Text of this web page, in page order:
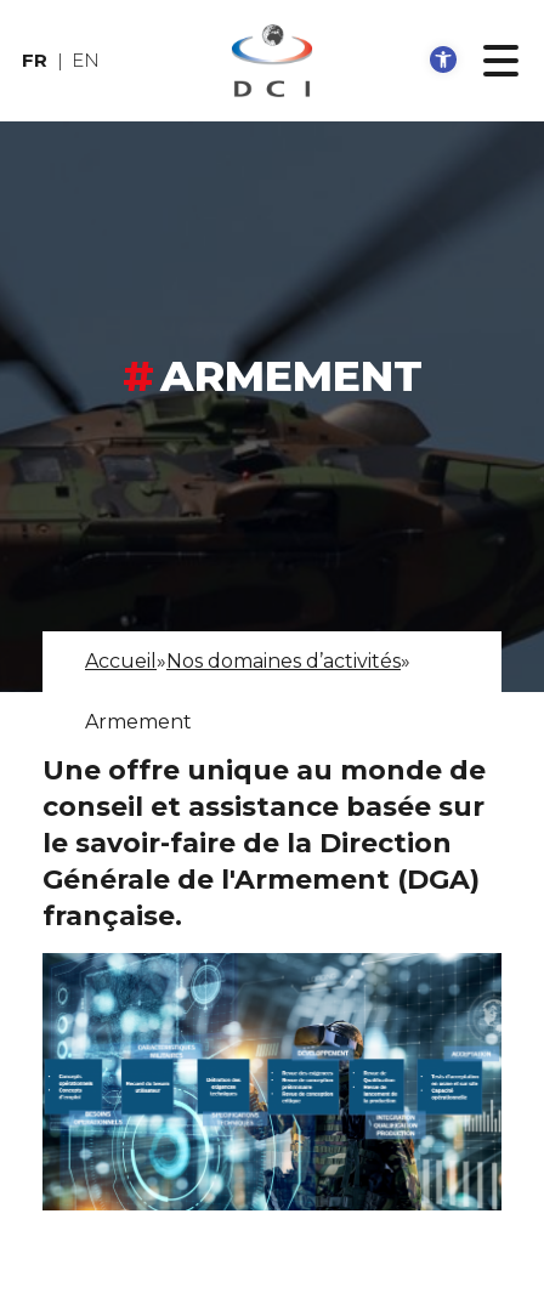
FR EN
ARMEMENT
Accueil »Nos domaines d’activités»
Armement
Une offre unique au monde de
conseil et assistance basée sur
le savoir-faire de la Direction
Générale de l'Armement (DGA)
française.